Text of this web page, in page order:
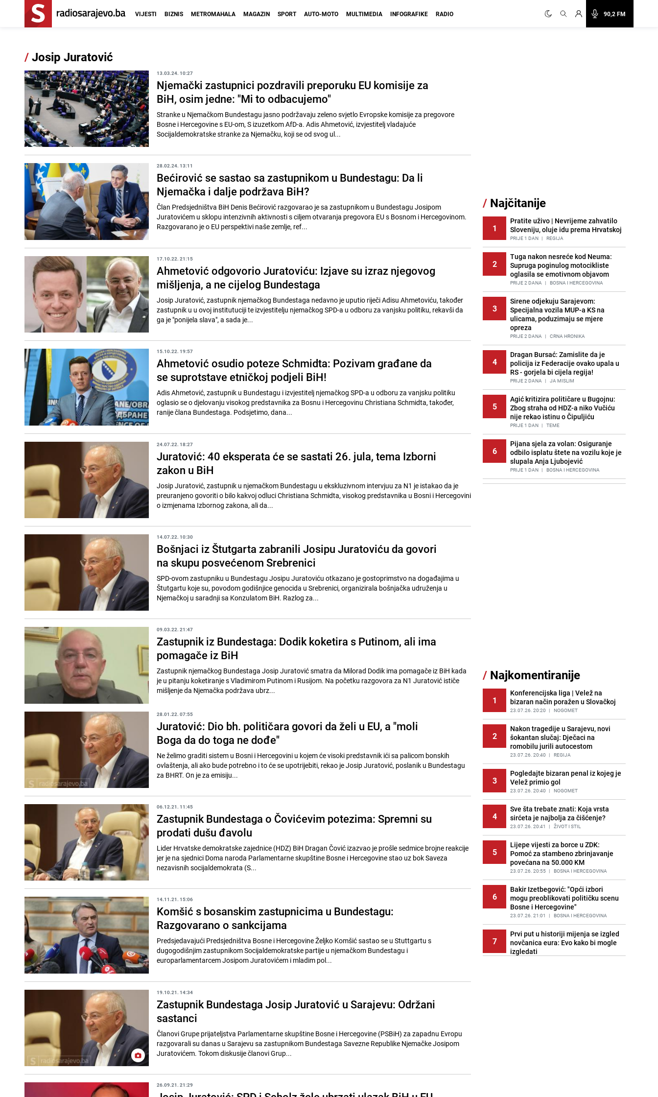
90,2 FM
VIJESTI BIZNIS METROMAHALA MAGAZIN SPORT AUTO-MOTO MULTIMEDIA INFOGRAFIKE RADIO
/Josip Juratović
13.03.24. 10:27
Njemački zastupnici pozdravili preporuku EU komisije za
BiH, osim jedne: "Mi to odbacujemo"
Stranke u Njemačkom Bundestagu jasno podržavaju zeleno svjetlo Evropske komisije za pregovore
Bosne i Hercegovine s EU-om, S izuzetkom AfD-a. Adis Ahmetović, izvjestitelj vladajuće
Socijaldemokratske stranke za Njemačku, koji se od svog ul...
28.02.24. 13:11
Bećirović se sastao sa zastupnikom u Bundestagu: Da li
Njemačka i dalje podržava BiH?
Član Predsjedništva BiH Denis Bećirović razgovarao je sa zastupnikom u Bundestagu Josipom
Juratovićem u sklopu intenzivnih aktivnosti s ciljem otvaranja pregovora EU s Bosnom i Hercegovinom.
Razgovarano je o EU perspektivi naše zemlje, ref...
17.10.22. 21:15
Ahmetović odgovorio Juratoviću: Izjave su izraz njegovog
mišljenja, a ne cijelog Bundestaga
Josip Juratović, zastupnik njemačkog Bundestaga nedavno je uputio riječi Adisu Ahmetoviću, također
zastupnik u u ovoj institutuciji te izvjestitelju njemačkog SPD-a u odboru za vanjsku politiku, rekavši da
ga je "ponijela slava", a sada je...
15.10.22. 19:57
Ahmetović osudio poteze Schmidta: Pozivam građane da
se suprotstave etničkoj podjeli BiH!
Adis Ahmetović, zastupnik u Bundestagu i izvjestitelj njemačkog SPD-a u odboru za vanjsku politiku
oglasio se o djelovanju visokog predstavnika za Bosnu i Hercegovinu Christiana Schmidta, također,
ranije člana Bundestaga. Podsjetimo, dana...
24.07.22. 18:27
Juratović: 40 eksperata će se sastati 26. jula, tema Izborni
zakon u BiH
Josip Juratović, zastupnik u njemačkom Bundestagu u ekskluzivnom intervjuu za N1 je istakao da je
preuranjeno govoriti o bilo kakvoj odluci Christiana Schmidta, visokog predstavnika u Bosni i Hercegovini
o izmjenama Izbornog zakona, ali da...
14.07.22. 10:30
Bošnjaci iz Štutgarta zabranili Josipu Juratoviću da govori
na skupu posvećenom Srebrenici
SPD-ovom zastupniku u Bundestagu Josipu Juratoviću otkazano je gostoprimstvo na događajima u
Štutgartu koje su, povodom godišnjice genocida u Srebrenici, organizirala bošnjačka udruženja u
Njemačkoj u saradnji sa Konzulatom BiH. Razlog za...
09.03.22. 21:47
Zastupnik iz Bundestaga: Dodik koketira s Putinom, ali ima
pomagače iz BiH
Zastupnik njemačkog Bundestaga Josip Juratović smatra da Milorad Dodik ima pomagače iz BiH kada
je u pitanju koketiranje s Vladimirom Putinom i Rusijom. Na početku razgovora za N1 Juratović ističe
mišljenje da Njemačka podržava ubrz...
28.01.22. 07:55
Juratović: Dio bh. političara govori da želi u EU, a "moli
Boga da do toga ne dođe"
Ne želimo graditi sistem u Bosni i Hercegovini u kojem će visoki predstavnik ići sa palicom bonskih
ovlaštenja, ali ako bude potrebno i to će se upotrijebiti, rekao je Josip Juratović, poslanik u Bundestagu
za BHRT. On je za emisiju...
06.12.21. 11:45
Zastupnik Bundestaga o Čovićevim potezima: Spremni su
prodati dušu đavolu
Lider Hrvatske demokratske zajednice (HDZ) BiH Dragan Čović izazvao je prošle sedmice brojne reakcije
jer je na sjednici Doma naroda Parlamentarne skupštine Bosne i Hercegovine stao uz bok Saveza
nezavisnih socijaldemokrata (S...
14.11.21. 15:06
Komšić s bosanskim zastupnicima u Bundestagu:
Razgovarano o sankcijama
Predsjedavajući Predsjedništva Bosne i Hercegovine Željko Komšić sastao se u Stuttgartu s
dugogodišnjim zastupnikom Socijaldemokratske partije u njemačkom Bundestagu i
europarlamentarcem Josipom Juratovićem i mladim pol...
19.10.21. 14:34
Zastupnik Bundestaga Josip Juratović u Sarajevu: Održani
sastanci
Članovi Grupe prijateljstva Parlamentarne skupštine Bosne i Hercegovine (PSBiH) za zapadnu Evropu
razgovarali su danas u Sarajevu sa zastupnikom Bundestaga Savezne Republike Njemačke Josipom
Juratovićem. Tokom diskusije članovi Grup...
26.09.21. 21:29
/ Najčitanije
1
Pratite uživo | Nevrijeme zahvatilo
Sloveniju, oluje idu prema Hrvatskoj
PRIJE 1 DAN | REGIJA
2
Tuga nakon nesreće kod Neuma:
Supruga poginulog motocikliste
oglasila se emotivnom objavom
PRIJE 2 DANA | BOSNA I HERCEGOVINA
3
Sirene odjekuju Sarajevom:
Specijalna vozila MUP-a KS na
ulicama, poduzimaju se mjere
opreza
PRIJE 2 DANA | CRNA HRONIKA
4
Dragan Bursać: Zamislite da je
policija iz Federacije ovako upala u
RS - gorjela bi cijela regija!
PRIJE 2 DANA | JA MISLIM
5
Agić kritizira političare u Bugojnu:
Zbog straha od HDZ-a niko Vučiću
nije rekao istinu o Čipuljiću
PRIJE 1 DAN | TEME
6
Pijana sjela za volan: Osiguranje
odbilo isplatu štete na vozilu koje je
slupala Anja Ljubojević
PRIJE 1 DAN | BOSNA I HERCEGOVINA
Novog
BOSNA I HERCEGOVINA
12
Pojavili su vam se mravi u kući? Bez
brige, ovo su najbolji načini da ih se
riješite
PRIJE 2 DANA | ŽIVOT I STIL
Kako izgleda travnjak stadiona
Koševo nakon tri koncerta Dine
Merlina
PRIJE 2 DANA FOTO
14
Tajna savršenog makedonskog
ajvara: Stari recept za kremast i
bogat okus
PRIJE 1 DAN | RECEPTI
15
Kao iz slastičarne: Rolada od
čokolade i kokosa bez pečenja,
jednostavan desert bez imalo muke
PRIJE 1 DAN | RECEPTI
/ Najkomentiranije
1
Konferencijska liga | Velež na
bizaran način poražen u Slovačkoj
23.07.26. 20:20 | NOGOMET
2
Nakon tragedije u Sarajevu, novi
šokantan slučaj: Dječaci na
romobilu jurili autocestom
23.07.26. 20:40 | REGIJA
3
Pogledajte bizaran penal iz kojeg je
Velež primio gol
23.07.26. 20:40 | NOGOMET
4
Sve šta trebate znati: Koja vrsta
sirćeta je najbolja za čišćenje?
23.07.26. 20:41 | ŽIVOT I STIL
5
Lijepe vijesti za borce u ZDK:
Pomoć za stambeno zbrinjavanje
povećana na 50.000 KM
23.07.26. 20:55 | BOSNA I HERCEGOVINA
6
Bakir Izetbegović: "Opći izbori
mogu preoblikovati političku scenu
Bosne i Hercegovine"
23.07.26. 21:01 | BOSNA I HERCEGOVINA
7
Prvi put u historiji mijenja se izgled
novčanica eura: Evo kako bi mogle
izgledati